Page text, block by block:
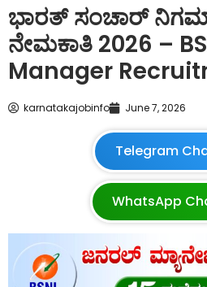
ಭಾರತ್ ಸಂಚಾರ್
ನೇಮಕಾತಿ 2026 –
Manager
karnatakajobinfo June 7, 2026
Telegram
WhatsApp